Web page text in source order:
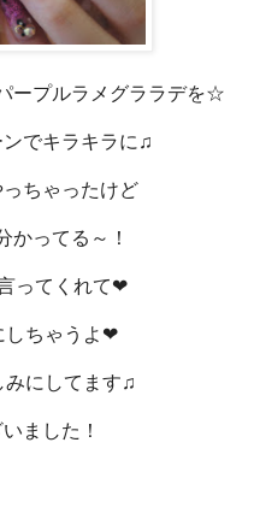
ープルラメグララデを☆
でキラキラに♫
ちゃったけど
かってる～！
ってくれて❤
しちゃうよ❤
みにしてます♫
ました！